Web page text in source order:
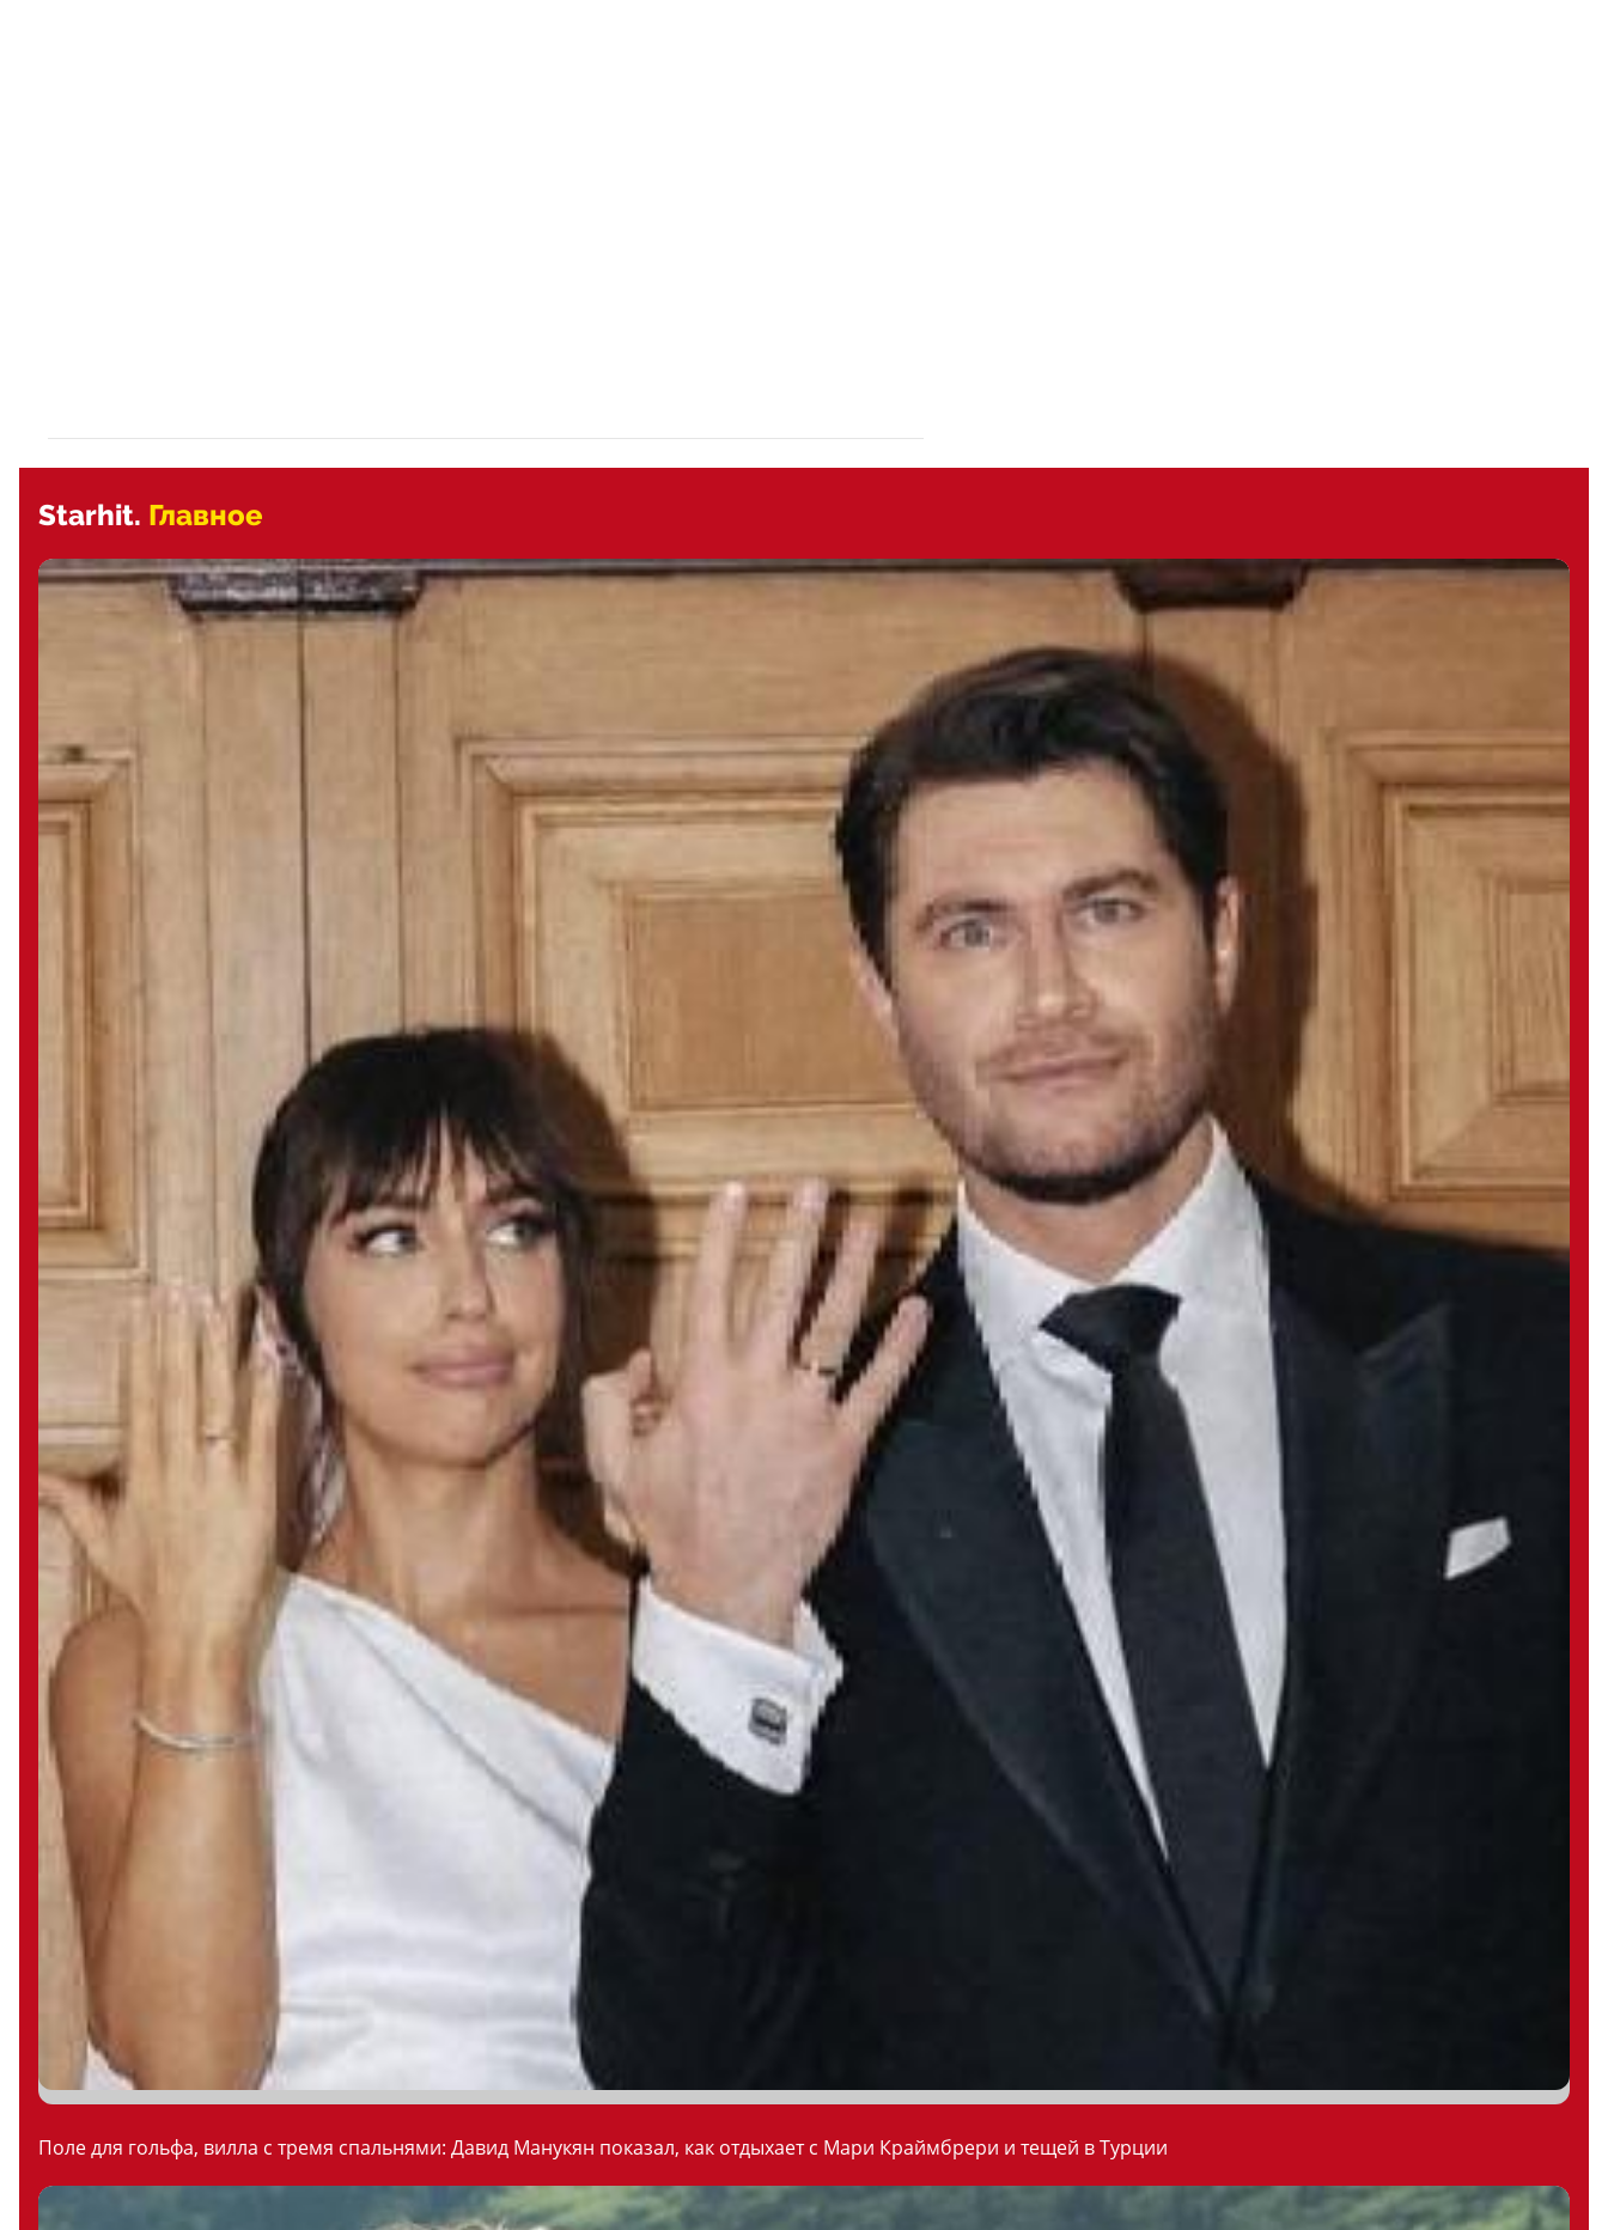
Starhit. Главное
Поле для гольфа, вилла с тремя спальнями: Давид Манукян показал, как отдыхает с Мари Краймбрери и тещей в Турции